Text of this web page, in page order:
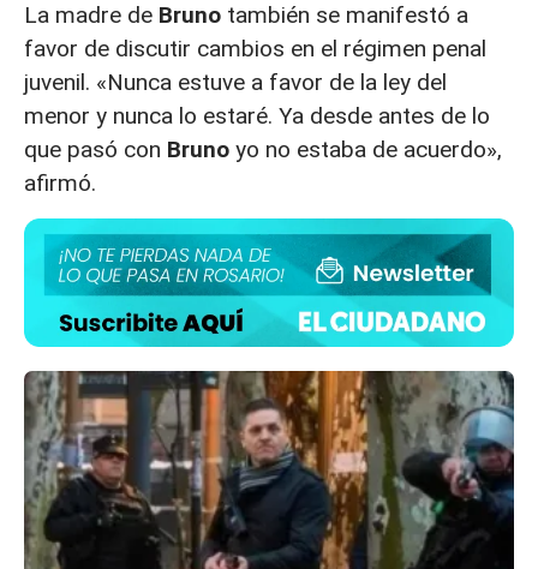
La madre de Bruno también se manifestó a
favor de discutir cambios en el régimen penal
juvenil. «Nunca estuve a favor de la ley del
menor y nunca lo estaré. Ya desde antes de lo
que pasó con Bruno yo no estaba de acuerdo»,
afirmó.